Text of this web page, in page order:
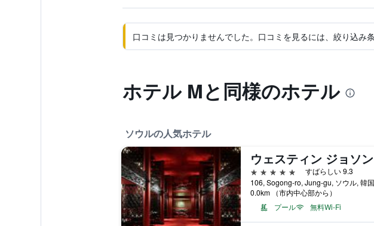
口コミは見つかりませんでした。口コミを見るには、絞り込み
ホテル Mと同様のホテル
ソウルの人気ホテル
5つ星
すばらしい 9.3
106, Sogong-ro, Jung-gu, ソウル, 韓国
0.0km （市内中心部から）
プール
無料Wi-Fi